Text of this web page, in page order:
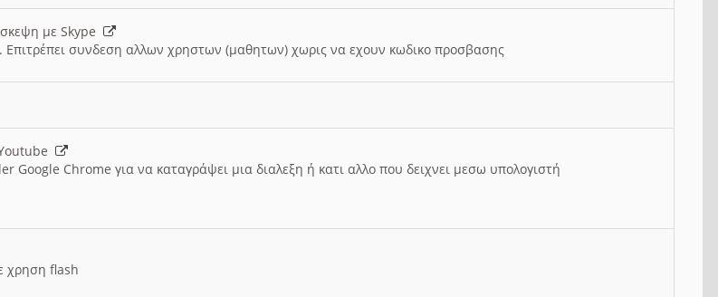
με Skype
Επιτρέπει συνδεση αλλων χρηστων (μαθητων) χωρις να εχουν κωδικο προσβασης
Youtube
Google Chrome για να καταγράψει μια διαλεξη ή κατι αλλο που δειχνει μεσω υπολογιστή
χρηση flash